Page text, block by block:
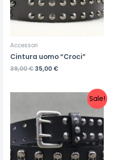
Accessori
Cintura uomo “Croci”
39,00€35,00 €
Sale!